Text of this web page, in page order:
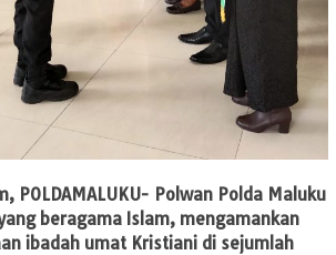
, POLDAMALUKU- Polwan Polda Maluku
beragama Islam, mengamankan
ibadah umat Kristiani di sejumlah